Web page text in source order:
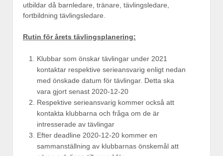
utbildar då barnledare, tränare, tävlingsledare,
fortbildning tävlingsledare.
Rutin för årets tävlingsplanering:
Klubbar som önskar tävlingar under 2021
kontaktar respektive serieansvarig enligt nedan
med önskade datum för tävlingar. Detta ska
vara gjort senast 2020-12-20
Respektive serieansvarig kommer också att
kontakta klubbarna och fråga om de är
intresserade av tävlingar
Efter deadline 2020-12-20 kommer en
sammanställning av klubbarnas önskemål att